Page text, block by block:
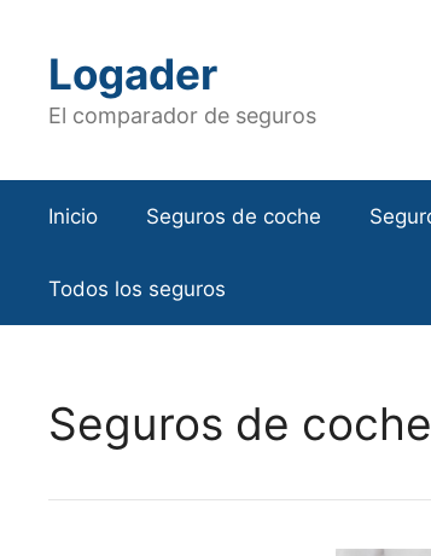
contenidoLogader
El comparador de seguros
Inicio Seguros de coche
Todos los seguros
Seguros de